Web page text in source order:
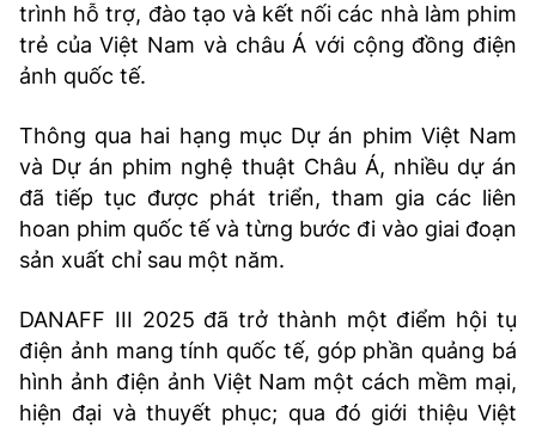
trình hỗ trợ, đào tạo và kết nối các nhà làm phim
trẻ của Việt Nam và châu Á với cộng đồng điện
ảnh quốc tế.
Thông qua hai hạng mục Dự án phim Việt Nam
và Dự án phim nghệ thuật Châu Á, nhiều dự án
đã tiếp tục được phát triển, tham gia các liên
hoan phim quốc tế và từng bước đi vào giai đoạn
sản xuất chỉ sau một năm.
DANAFF III 2025 đã trở thành một điểm hội tụ
điện ảnh mang tính quốc tế, góp phần quảng bá
hình ảnh điện ảnh Việt Nam một cách mềm mại,
hiện đại và thuyết phục; qua đó giới thiệu Việt